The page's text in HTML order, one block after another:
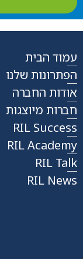
עמוד הבית
הפתרונות שלנו
אודות החברה
חברות מיוצגות
RIL Success
RIL Academy
RIL Talk
RIL News